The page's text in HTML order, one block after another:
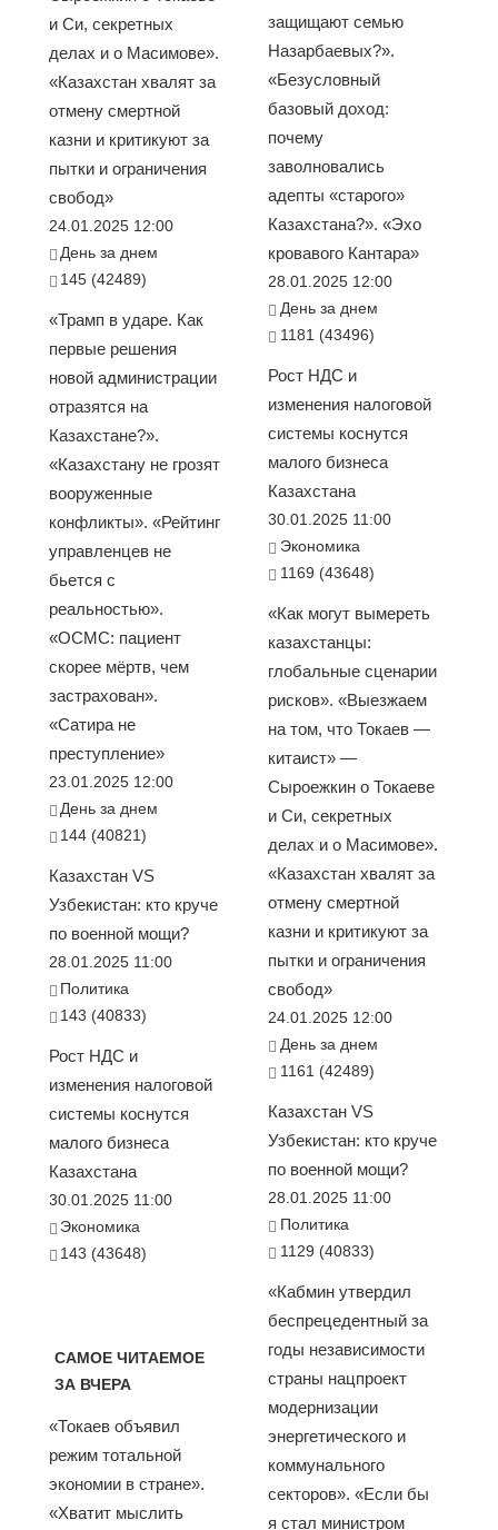
и Си, секретных
делах и о Масимове».
«Казахстан хвалят за
отмену смертной
казни и критикуют за
пытки и ограничения
свобод»
24.01.2025 12:00
День за днем
145 (42489)
«Трамп в ударе. Как
первые решения
новой администрации
отразятся на
Казахстане?».
«Казахстану не грозят
вооруженные
конфликты». «Рейтинг
управленцев не
бьется с
реальностью».
«ОСМС: пациент
скорее мёртв, чем
застрахован».
«Сатира не
преступление»
23.01.2025 12:00
День за днем
144 (40821)
Казахстан VS
Узбекистан: кто круче
по военной мощи?
28.01.2025 11:00
Политика
143 (40833)
Рост НДС и
изменения налоговой
системы коснутся
малого бизнеса
Казахстана
30.01.2025 11:00
Экономика
143 (43648)
САМОЕ ЧИТАЕМОЕ
ЗА ВЧЕРА
«Токаев объявил
режим тотальной
экономии в стране».
«Хватит мыслить
защищают семью
Назарбаевых?».
«Безусловный
базовый доход:
почему
заволновались
адепты «старого»
Казахстана?». «Эхо
кровавого Кантара»
28.01.2025 12:00
День за днем
1181 (43496)
Рост НДС и
изменения налоговой
системы коснутся
малого бизнеса
Казахстана
30.01.2025 11:00
Экономика
1169 (43648)
«Как могут вымереть
казахстанцы:
глобальные сценарии
рисков». «Выезжаем
на том, что Токаев —
китаист» —
Сыроежкин о Токаеве
и Си, секретных
делах и о Масимове».
«Казахстан хвалят за
отмену смертной
казни и критикуют за
пытки и ограничения
свобод»
24.01.2025 12:00
День за днем
1161 (42489)
Казахстан VS
Узбекистан: кто круче
по военной мощи?
28.01.2025 11:00
Политика
1129 (40833)
«Кабмин утвердил
беспрецедентный за
годы независимости
страны нацпроект
модернизации
энергетического и
коммунального
секторов». «Если бы
я стал министром